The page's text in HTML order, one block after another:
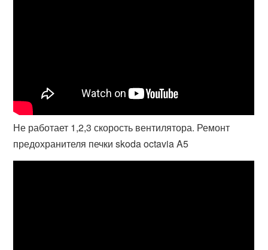
Не работает 1,2,3 скорость вентилятора. Ремонт
предохранителя печки skoda octavia A5